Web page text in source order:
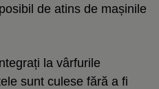
de atins de mașinile
la vârfurile
sunt culese fără a fi